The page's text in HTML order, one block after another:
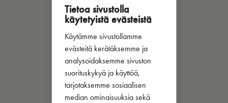
Tietoa sivustolla
käytetyistä evästeistä
Käytämme sivustollamme
evästeitä kerätäksemme ja
analysoidaksemme sivuston
suorituskykyä ja käyttöä,
tarjotaksemme sosiaalisen
median ominaisuuksia sekä